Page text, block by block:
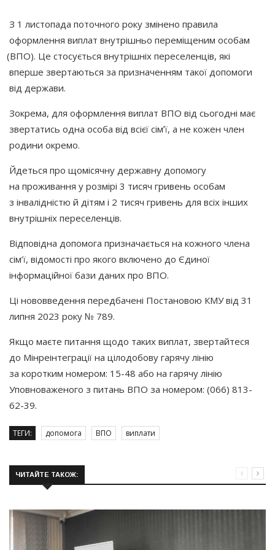
З 1 листопада поточного року змінено правила
оформлення виплат внутрішньо переміщеним особам
(ВПО). Це стосується внутрішніх переселенців, які
вперше звертаються за призначенням такої допомоги
від держави.
Зокрема, для оформлення виплат ВПО від сьогодні має
звертатись одна особа від всієї сімʼї, а не кожен член
родини окремо.
Йдеться про щомісячну державну допомогу
на проживання у розмірі 3 тисяч гривень особам
з інвалідністю й дітям і 2 тисяч гривень для всіх інших
внутрішніх переселенців.
Відповідна допомога призначається на кожного члена
сім’ї, відомості про якого включено до Єдиної
інформаційної бази даних про ВПО.
Ці нововведення передбачені Постановою КМУ від 31
липня 2023 року № 789.
Якщо маєте питання щодо таких виплат, звертайтеся
до Мінреінтеграції на цілодобову гарячу лінію
за коротким номером: 15-48 або на гарячу лінію
Уповноваженого з питань ВПО за номером: (066) 813-
62-39.
ТЕГИ: допомога ВПО виплати
ЧИТАЙТЕ ТАКОЖ: